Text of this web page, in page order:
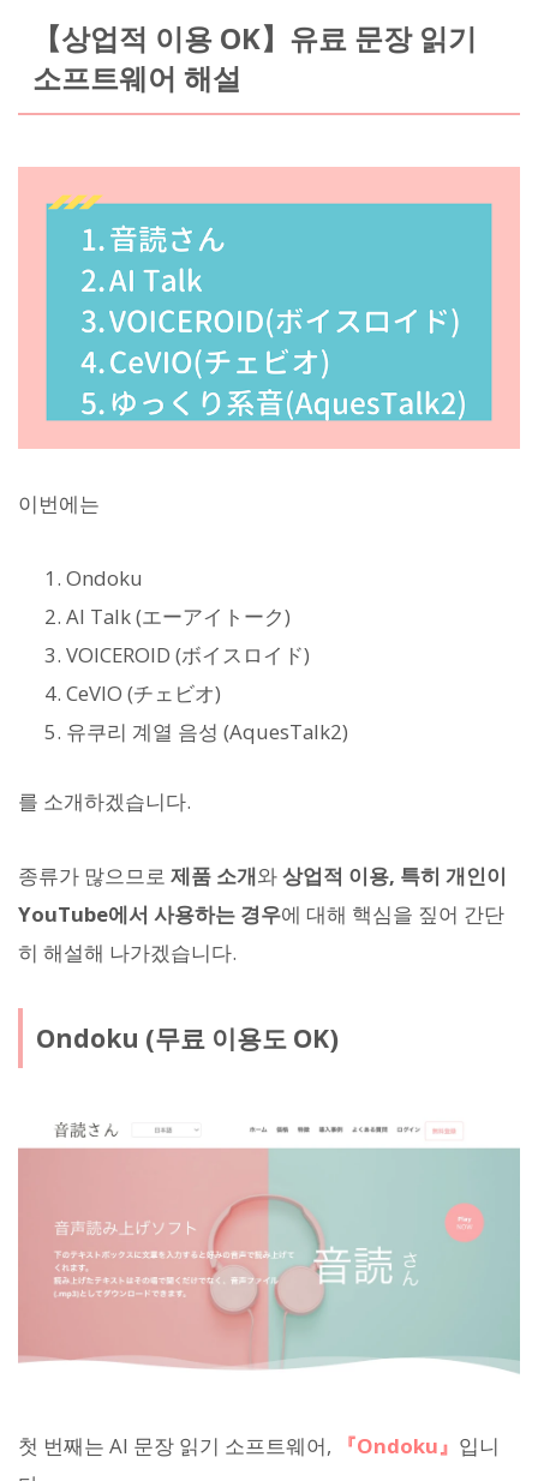
【상업적 이용 OK】유료 문장 읽기
소프트웨어 해설
이번에는
Ondoku
AI Talk (エーアイトーク)
VOICEROID (ボイスロイド)
CeVIO (チェビオ)
유쿠리 계열 음성 (AquesTalk2)
를 소개하겠습니다.
종류가 많으므로 제품 소개와상업적 이용, 특히 개인이
YouTube에서 사용하는 경우에 대해 핵심을 짚어 간단
히 해설해 나가겠습니다.
Ondoku (무료 이용도 OK)
첫 번째는 AI 문장 읽기 소프트웨어, 『Ondoku』 입니